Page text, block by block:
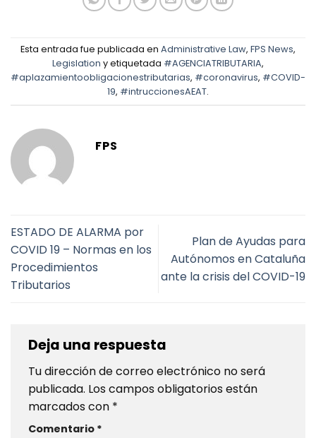
Esta entrada fue publicada en Administrative Law, FPS News,
Legislation y etiquetada #AGENCIATRIBUTARIA,
#aplazamientoobligacionestributarias, #coronavirus, #COVID-
19, #intruccionesAEAT.
FPS
ESTADO DE ALARMA por
COVID 19 – Normas en los
Procedimientos
Tributarios
Plan de Ayudas para
Autónomos en Cataluña
ante la crisis del COVID-19
Deja una respuesta
Tu dirección de correo electrónico no será
publicada. Los campos obligatorios están
marcados con *
Comentario *